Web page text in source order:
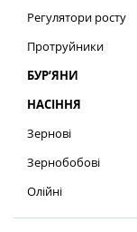
Регулятори росту
Протруйники
БУР’ЯНИ
НАСІННЯ
Зернові
Зернобобові
Олійні